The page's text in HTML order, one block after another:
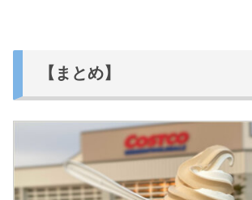
【まとめ】